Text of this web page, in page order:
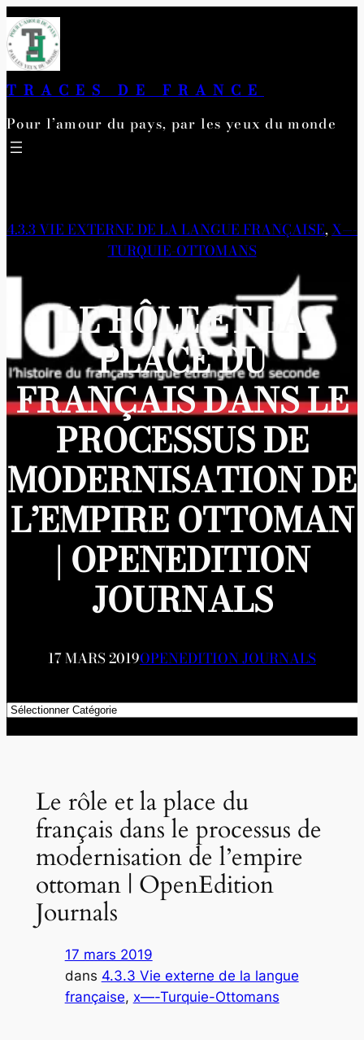
Aller
au
contenu
TRACES DE FRANCE
Pour l’amour du pays, par les yeux du monde
4.3.3 VIE EXTERNE DE LA LANGUE FRANÇAISE, X—-
TURQUIE-OTTOMANS
LE RÔLE ET LA
PLACE DU
FRANÇAIS DANS LE
PROCESSUS DE
MODERNISATION DE
L’EMPIRE OTTOMAN
| OPENEDITION
JOURNALS
17 MARS 2019OPENEDITION JOURNALS
Catégories
Le rôle et la place du
français dans le processus de
modernisation de l’empire
ottoman | OpenEdition
Journals
17 mars 2019
dans 4.3.3 Vie externe de la langue
française, x—-Turquie-Ottomans